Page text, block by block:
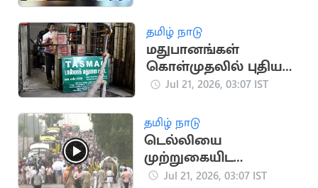
தமிழ் நாடு
மதுபானங்கள்
கொள்முதலில் புதிய
நடைமுறை - ‘டாஸ்மாக்'
Jul 21, 2026, 03:07 IST
தமிழ் நாடு
டெல்லியை
முற்றுகையிட
விவசாயிகள் ஆயத்தம்
Jul 21, 2026, 03:07 IST